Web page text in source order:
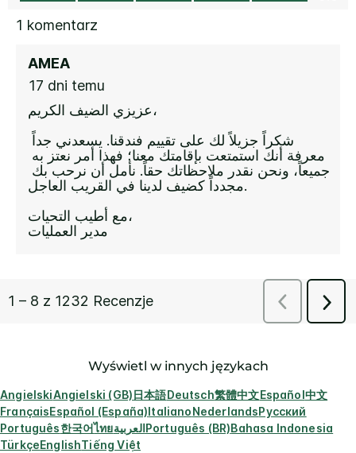
Wyświetl w innych językach
AngielskiAngielski (GB)日本語Deutsch繁體中文Español中文
FrançaisEspañol (España)ItalianoNederlandsРусский
Português한국어ไทยالعربيةPortuguês (BR)Bahasa Indonesia
TürkçeEnglishTiếng Việt